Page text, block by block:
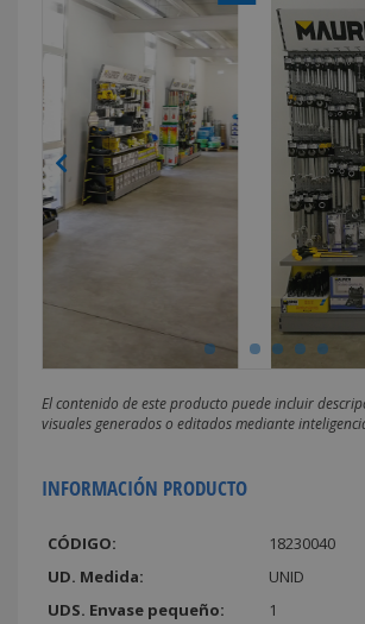
El contenido de este producto puede incluir
visuales generados o editados mediante
INFORMACIÓN PRODUCTO
CÓDIGO:
18230040
UD. Medida:
UNID
UDS. Envase pequeño:
1